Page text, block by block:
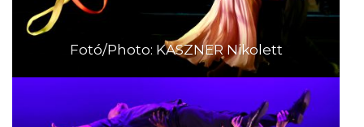
Fotó/Photo: KASZNER Nikolett